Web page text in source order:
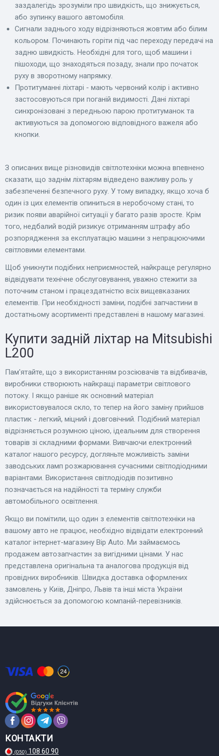
заздалегідь зрозуміли про швидкість, що знижується,
або зупинку вашого автомобіля.
Сигнали заднього ходу відрізняються жовтим або білим
кольором. Починають горіти під час переходу передачі на
задню швидкість. Необхідні для того, щоб машини і
пішоходи, що знаходяться позаду, знали про початок
руху в зворотному напрямку.
Протитуманні ліхтарі - мають червоний колір і активно
застосовуються при поганій видимості. Дані ліхтарі
синхронізовані з передньою парою протитуманок та
активуються за допомогою відповідного важеля або
кнопки.
З описаних вище різновидів світлотехніки можна впевнено
сказати, що заднім ліхтарям відведено важливу роль у
забезпеченні безпечного руху. У тому випадку, якщо хоча б
один із цих елементів опиниться в неробочому стані, то
ризик появи аварійної ситуації у багато разів зросте. Крім
того, недбалий водій ризикує отриманням штрафу або
розпорядження за експлуатацію машини з непрацюючими
світловими елементами.
Щоб уникнути подібних неприємностей, найкраще регулярно
відвідувати технічне обслуговування, уважно стежити за
поточним станом і працездатністю всіх вищевказаних
елементів. При необхідності заміни, подібні запчастини в
достатньому асортименті представлені в нашому магазині.
Купити задній ліхтар на Mitsubishi
L200
Пам'ятайте, що з використанням розсіювачів та відбивачів,
виробники створюють найкращі параметри світлового
потоку. І якщо раніше як основний матеріал
використовувалося скло, то тепер на його заміну прийшов
пластик - легкий, міцний і довговічний. Подібний матеріал
відрізняється розумною ціною, ідеальним для створення
товарів зі складними формами. Вивчаючи електронний
каталог нашого ресурсу, догляньте можливість заміни
заводських ламп розжарювання сучасними світлодіодними
варіантами. Використання світлодіодів позитивно
позначається на надійності та терміну служби
автомобільного освітлення.
Якщо ви помітили, що один з елементів світлотехніки на
вашому авто не працює, необхідно відвідати електронний
каталог інтернет-магазину Bip Auto. Ми займаємось
продажем автозапчастин за вигідними цінами. У нас
представлена ​​оригінальна та аналогова продукція від
провідних виробників. Швидка доставка оформлених
замовлень у Київ, Дніпро, Львів та інші міста України
здійснюється за допомогою компаній-перевізників.
КОНТАКТИ
(050) 108 60 90